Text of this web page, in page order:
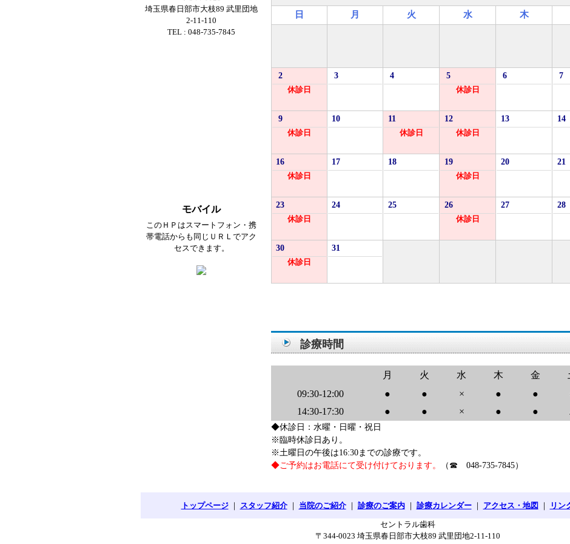
埼玉県春日部市大枝89 武里団地
2-11-110
TEL : 048-735-7845
モバイル
このＨＰはスマートフォン・携
帯電話からも同じＵＲＬでアク
セスできます。
日 月 火 水 木
2
休診日
3 4
5
休診日
6 7
9
休診日
10
11
休診日
12
休診日
13 14
16
休診日
17 18
19
休診日
20 21
23
休診日
24 25
26
休診日
27 28
30
休診日
31
診療時間
月 火 水 木 金
09:30-12:00
● ● × ● ●
14:30-17:30
● ● × ● ●
◆休診日：水曜・日曜・祝日
※臨時休診日あり。
※土曜日の午後は16:30までの診療です。
◆ご予約はお電話にて受け付けております。
（☎ 048-735-7845）
トップページ｜ スタッフ紹介｜ 当院のご紹介｜ 診療のご案内｜ 診療カレンダー｜ アクセス・地図 ｜ リン
セントラル歯科
〒344-0023 埼玉県春日部市大枝89 武里団地2-11-110